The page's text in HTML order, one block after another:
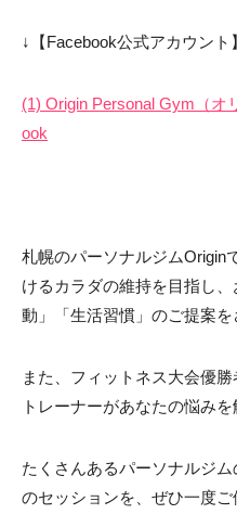
↓【Facebook公式アカウント】
(1) Origin Personal Gym（オ
ook
札幌のパーソナルジムOrigin
けるカラダの維持を目指し
動」「生活習慣」のご提案を
また、フィットネス大会優
トレーナーがあなたの悩みを
たくさんあるパーソナルジ
のセッションを、ぜひ一度ご